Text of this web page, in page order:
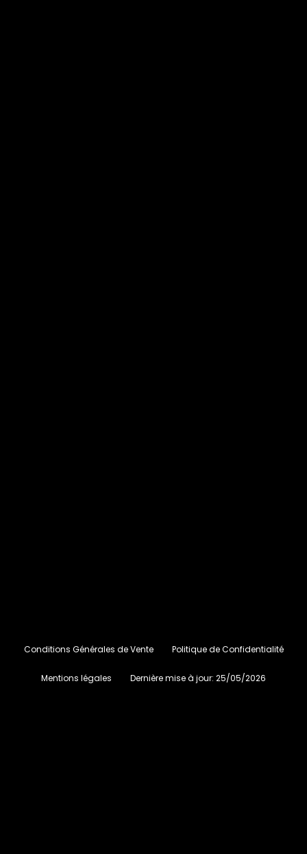
Conditions Générales de Vente Politique de Confidentialité
Mentions légales Dernière mise à jour: 25/05/2026